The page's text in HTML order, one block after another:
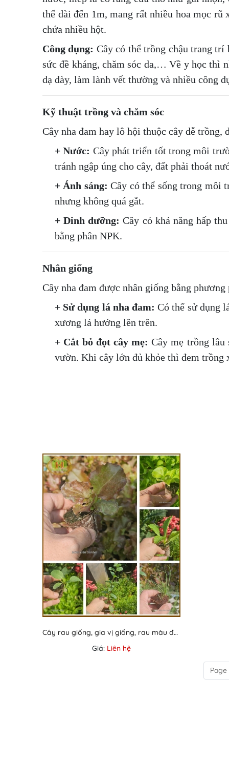
thể dài đến 1m, mang rất nhiều hoa mọc rũ
chứa nhiều hột.
Công dụng: Cây có thể trồng chậu trang
sức đề kháng, chăm sóc da,… Về y học thì
dạ dày, làm lành vết thường và nhiều công
Kỹ thuật trồng và chăm sóc
Cây nha đam hay lô hội thuộc cây dễ trồng,
+ Nước: Cây phát triển tốt trong môi
tránh ngập úng cho cây, đất phải thoát
+ Ánh sáng: Cây có thể sống trong môi
nhưng không quá gắt.
+ Dinh dưỡng: Cây có khả năng hấp
bằng phân NPK.
Nhân giống
Cây nha đam được nhân giống bằng
+ Sử dụng lá nha đam: Có thể sử dụng
xương lá hướng lên trên.
+ Cắt bỏ đọt cây mẹ: Cây mẹ trồng lâu
vườn. Khi cây lớn đủ khỏe thì đem trồng
Cây rau giống, gia vị giống, rau màu đủ loại
Giá: Liên hệ
Page